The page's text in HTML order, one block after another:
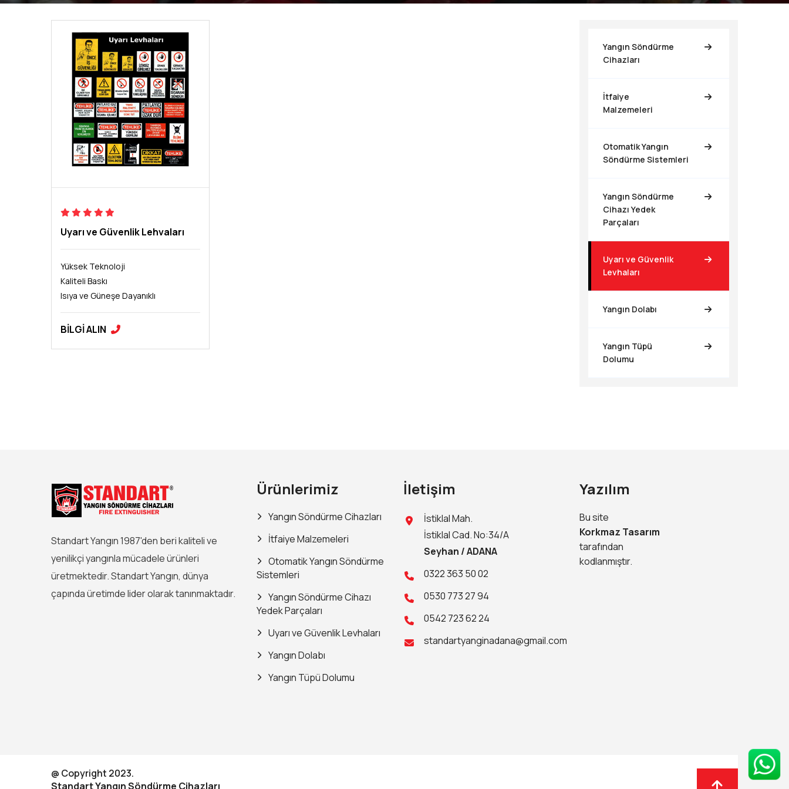
Uyarı ve Güvenlik Lehvaları
Yüksek Teknoloji
Kaliteli Baskı
Isıya ve Güneşe Dayanıklı
BİLGİ ALIN
Yangın Söndürme
Cihazları
İtfaiye
Malzemeleri
Otomatik Yangın
Söndürme Sistemleri
Yangın Söndürme
Cihazı Yedek
Parçaları
Uyarı ve Güvenlik
Levhaları
Yangın Dolabı
Yangın Tüpü
Dolumu
Standart Yangın 1987'den beri kaliteli ve
yenilikçi yangınla mücadele ürünleri
üretmektedir. Standart Yangın, dünya
çapında üretimde lider olarak tanınmaktadır.
Ürünlerimiz
Yangın Söndürme Cihazları
İtfaiye Malzemeleri
Otomatik Yangın Söndürme
Sistemleri
Yangın Söndürme Cihazı
Yedek Parçaları
Uyarı ve Güvenlik Levhaları
Yangın Dolabı
Yangın Tüpü Dolumu
İletişim
İstiklal Mah.
İstiklal Cad. No:34/A
Seyhan / ADANA
0322 363 50 02
0530 773 27 94
0542 723 62 24
standartyanginadana@gmail.com
Yazılım
Bu site
Korkmaz Tasarım
tarafından
kodlanmıştır.
@ Copyright 2023.
Standart Yangın Söndürme Cihazları